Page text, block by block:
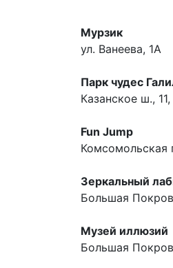
Мурзик
ул. Ванеева, 1А
Парк чудес
Казанское ш.,
Fun Jump
Зеркальный
Большая
Музей иллюзий
Большая